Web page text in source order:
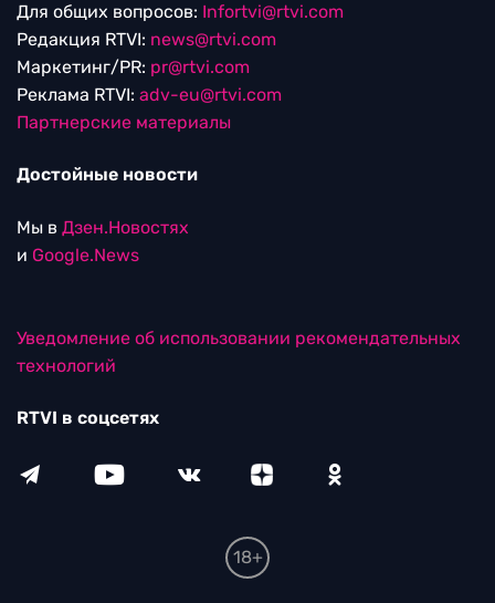
Для общих вопросов: Infortvi@rtvi.com
Редакция RTVI: news@rtvi.com
Маркетинг/PR: pr@rtvi.com
Реклама RTVI: adv-eu@rtvi.com
Партнерские материалы
Достойные новости
Мы в Дзен.Новостях
и Google.News
Уведомление об использовании рекомендательных
технологий
RTVI в соцсетях
18+